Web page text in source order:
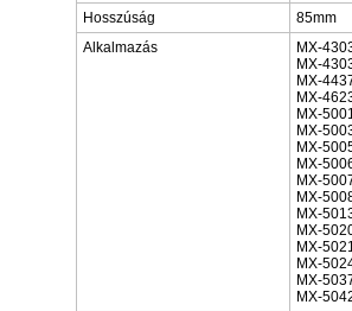
Hosszúság
85mm
Alkalmazás
MX-
MX-
MX-
MX-
MX-
MX-
MX-
MX-
MX-
MX-
MX-
MX-
MX-
MX-
MX-
MX-